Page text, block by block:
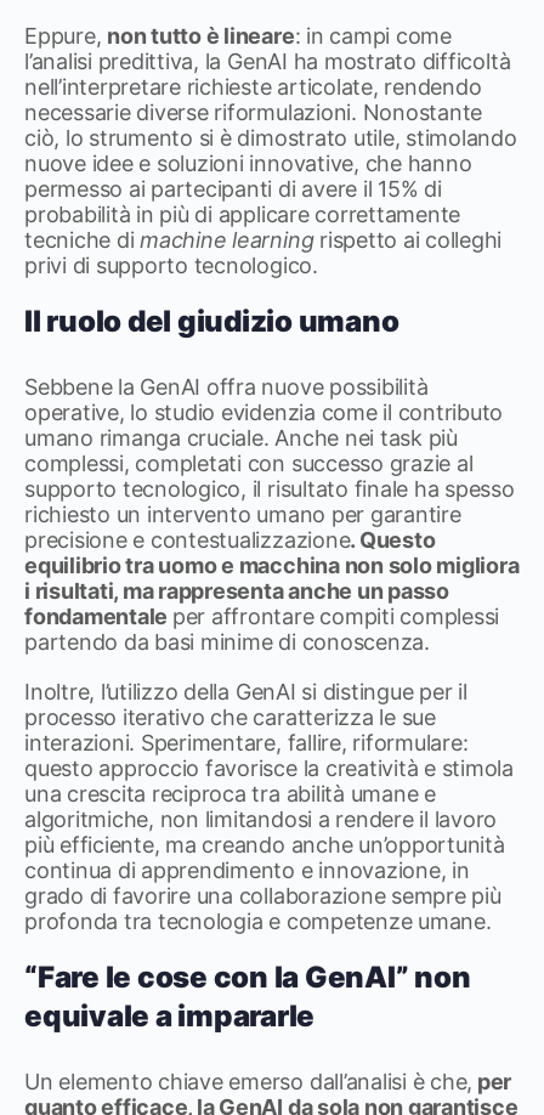
Eppure, non tutto è lineare: in campi come
l’analisi predittiva, la GenAI ha mostrato difficoltà
nell’interpretare richieste articolate, rendendo
necessarie diverse riformulazioni. Nonostante
ciò, lo strumento si è dimostrato utile, stimolando
nuove idee e soluzioni innovative, che hanno
permesso ai partecipanti di avere il 15% di
probabilità in più di applicare correttamente
tecniche dimachine learningrispetto ai colleghi
privi di supporto tecnologico.
Il ruolo del giudizio umano
Sebbene la GenAI offra nuove possibilità
operative, lo studio evidenzia come il contributo
umano rimanga cruciale. Anche nei task più
complessi, completati con successo grazie al
supporto tecnologico, il risultato finale ha spesso
richiesto un intervento umano per garantire
precisione e contestualizzazione. Questo
equilibrio tra uomo e macchina non solo migliora
i risultati, ma rappresenta anche un passo
fondamentale per affrontare compiti complessi
partendo da basi minime di conoscenza.
Inoltre, l’utilizzo della GenAI si distingue per il
processo iterativo che caratterizza le sue
interazioni. Sperimentare, fallire, riformulare:
questo approccio favorisce la creatività e stimola
una crescita reciproca tra abilità umane e
algoritmiche, non limitandosi a rendere il lavoro
più efficiente, ma creando anche un’opportunità
continua di apprendimento e innovazione, in
grado di favorire una collaborazione sempre più
profonda tra tecnologia e competenze umane.
“Fare le cose con la GenAI” non
equivale a impararle
Un elemento chiave emerso dall’analisi è che, per
quanto efficace, la GenAI da sola non garantisce